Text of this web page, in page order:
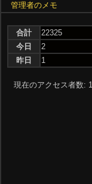
管理者のメモ
合計
22325
今日
2
昨日
1
現在のアクセス者数: